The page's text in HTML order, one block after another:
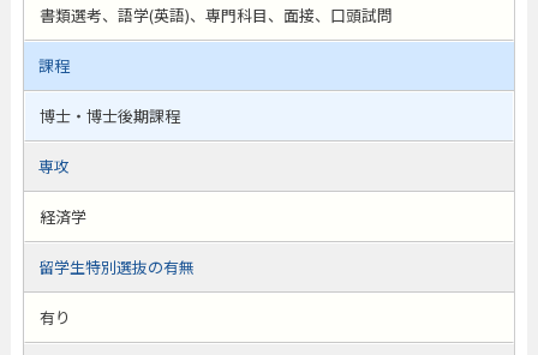
書類選考、語学(英語)、専門科目、面接、口頭試問
課程
博士・博士後期課程
専攻
経済学
留学生特別選抜の有無
有り